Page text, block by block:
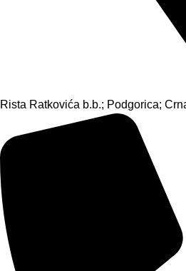
Rista Ratkovića b.b.; Podgorica;